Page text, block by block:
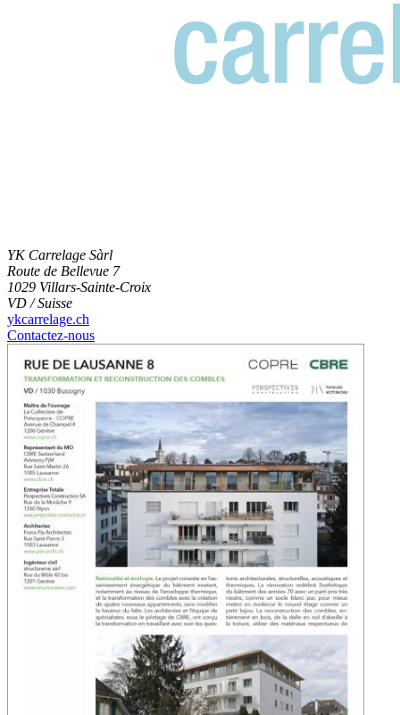
YK Carrelage Sàrl
Route de Bellevue 7
1029 Villars-Sainte-Croix
VD / Suisse
ykcarrelage.ch
Contactez-nous